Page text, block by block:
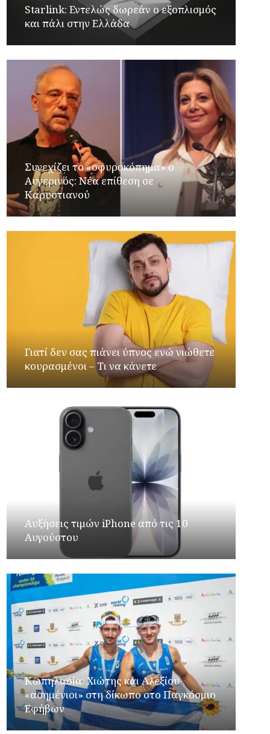
Starlink: Εντελώς δωρεάν ο εξοπλισμός
και πάλι στην Ελλάδα
Συνεχίζει το «σφυροκόπημα» ο
Αυγερινός: Νέα επίθεση σε
Καρυστιανού
Γιατί δεν σας πιάνει ύπνος ενώ νιώθετε
κουρασμένοι – Τι να κάνετε
Αυξήσεις τιμών iPhone από τις 10
Αυγούστου
Κωπηλασία: Χιώτης και Αλεξίου
«ασημένιοι» στη δίκωπο στο Παγκόσμιο
Εφήβων